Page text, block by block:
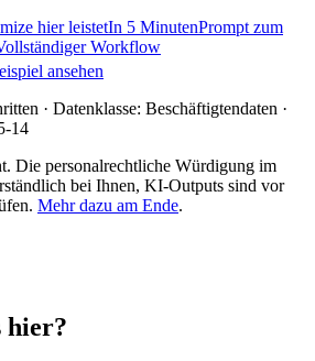
hier leistetIn 5 MinutenPrompt zum
Workflow
ansehen
· Datenklasse: Beschäftigtendaten ·
14
Die personalrechtliche Würdigung im
bei Ihnen, KI-Outputs sind vor
Mehr dazu am Ende.
hier?